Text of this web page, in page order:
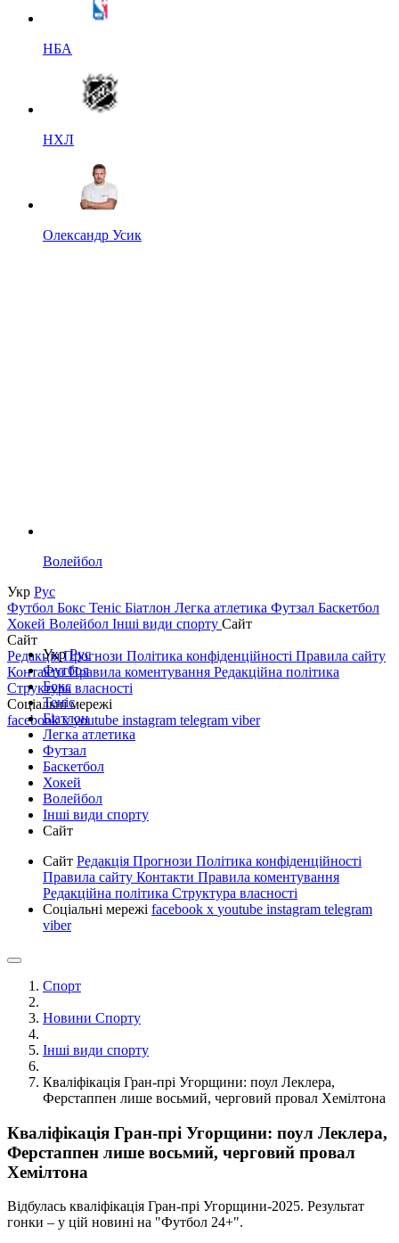
НБА
НХЛ
Олександр Усик
Волейбол
Укр Рус
Футбол Бокс Теніс Біатлон Легка атлетика Футзал Баскетбол
Хокей Волейбол Інші види спорту Сайт
Сайт
РедакціяПрогнози Політика конфіденційності Правила сайту
КонтактиПравила коментування Редакційна політика
Структура власності
Соціальні мережі
facebookxyoutube instagram telegram viber
УкрРус
Футбол
Бокс
Теніс
Біатлон
Легка атлетика
Футзал
Баскетбол
Хокей
Волейбол
Інші види спорту
Сайт
Сайт Редакція Прогнози Політика конфіденційності
Правила сайту Контакти Правила коментування
Редакційна політика Структура власності
Соціальні мережі facebook x youtube instagram telegram
viber
Спорт
Новини Спорту
Інші види спорту
Кваліфікація Гран-прі Угорщини: поул Леклера,
Ферстаппен лише восьмий, черговий провал Хемілтона
Кваліфікація Гран-прі Угорщини: поул Леклера,
Ферстаппен лише восьмий, черговий провал
Хемілтона
Відбулась кваліфікація Гран-прі Угорщини-2025. Результат
гонки – у цій новині на "Футбол 24+".